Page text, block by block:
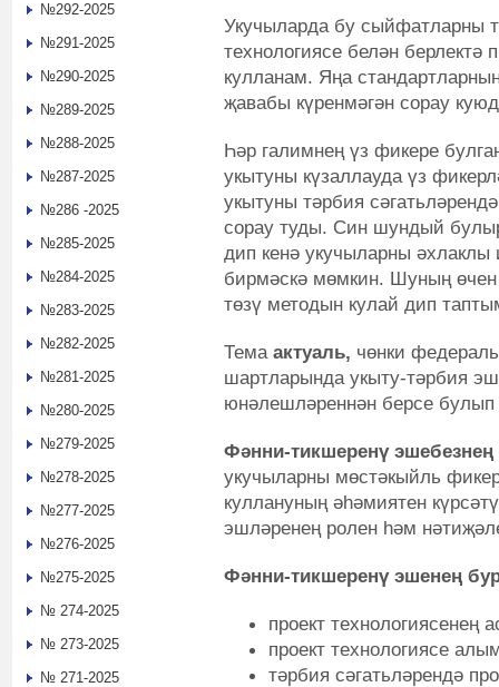
Укучыларда бу сыйфатларны
технологиясе белән
кулланам. Яңа
җавабы күренмәгән сорау
Һәр галимнең үз фикере
укытуны күзаллауда үз
укытуны тәрбия
сорау туды. Син шундый
дип кенә укучыларны
бирмәскә мөмкин. Шуның
төзү методын кулай дип
Тема актуаль, чөнки
шартларында укыту-тәрбия
юнәлешләреннән берсе булып
Фәнни-тикшеренү
укучыларны мөстәкыйль
куллануның әһәмиятен
эшләренең ролен һәм
Фәнни-тикшеренү эшенең
проект технологиясенең
проект технологиясе
тәрбия сәгатьләрендә
№292-2025
№291-2025
№290-2025
№289-2025
№288-2025
№287-2025
№286 -2025
№285-2025
№284-2025
№283-2025
№282-2025
№281-2025
№280-2025
№279-2025
№278-2025
№277-2025
№276-2025
№275-2025
№ 274-2025
№ 273-2025
№ 271-2025